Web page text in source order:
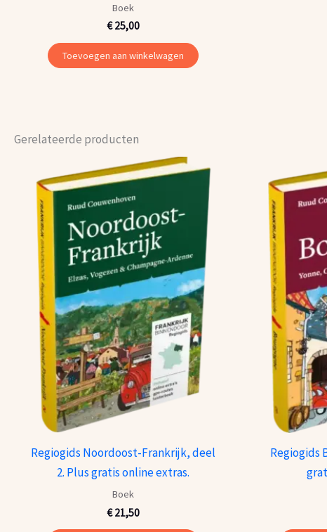
Boek
€25,00
Toevoegen aan winkelwagen
Gerelateerde producten
Regiogids Noordoost-Frankrijk, deel
2. Plus gratis online extras.
Boek
€21,50
Regiogids